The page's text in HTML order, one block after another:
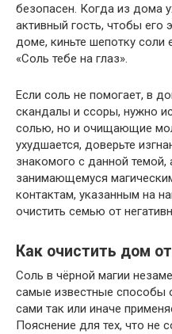
безопасен. Когда из дома
активный гость, чтобы его
доме, киньте шепотку соли
«Соль тебе на глаз».
Если соль не помогает, в
скандалы и ссоры, нужно
солью, но и очищающие
ухудшается, доверьте
знакомого с данной темой,
занимающемуся
контактам, указанным на
очистить семью от
Как очистить дом
Соль в чёрной магии
самые известные способы
сами так или иначе
Пояснение для тех, что не